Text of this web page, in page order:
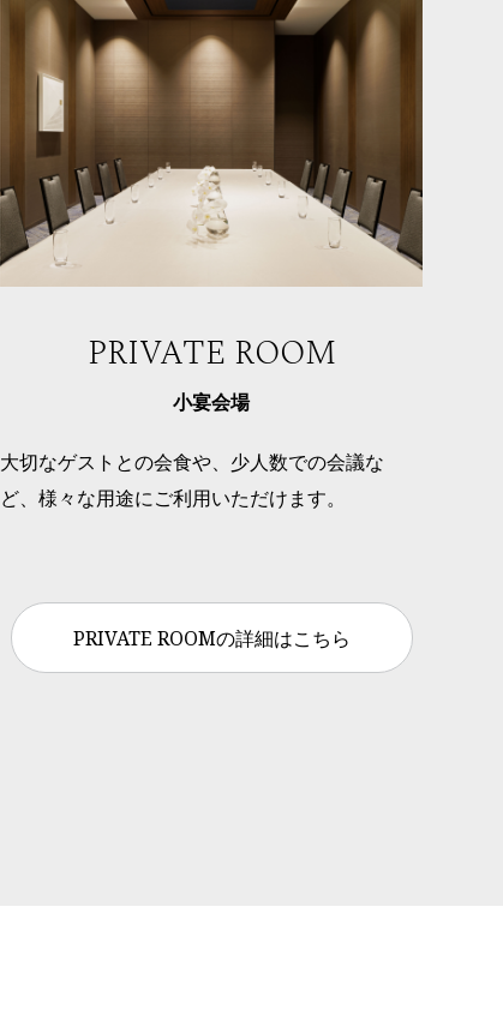
PRIVATE ROOM
小宴会場
大切なゲストとの会食や、少人数での会議な
ど、様々な用途にご利用いただけます。
PRIVATE ROOMの詳細はこちら